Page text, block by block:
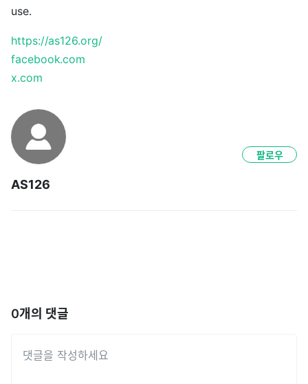
use.
https://as126.org/
facebook.com
x.com
AS126
팔로우
0개의 댓글